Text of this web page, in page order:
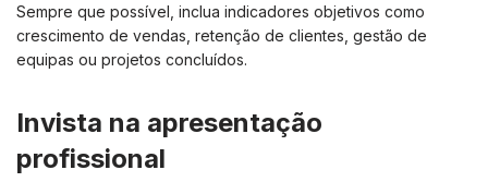
Sempre que possível, inclua indicadores objetivos como
crescimento de vendas, retenção de clientes, gestão de
equipas ou projetos concluídos.
Invista na apresentação
profissional